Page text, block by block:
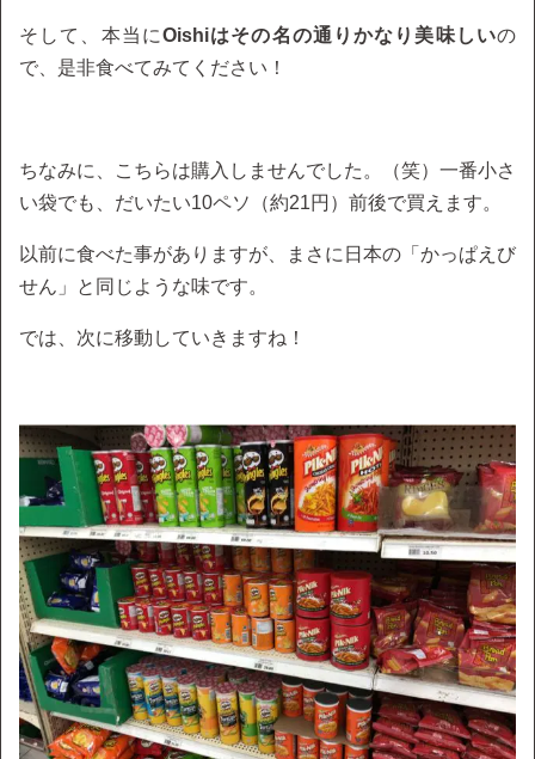
そして、本当にOishiはその名の通りかなり美味しいの
で、是非食べてみてください！
ちなみに、こちらは購入しませんでした。（笑）一番小さ
い袋でも、だいたい10ペソ（約21円）前後で買えます。
以前に食べた事がありますが、まさに日本の「かっぱえび
せん」と同じような味です。
では、次に移動していきますね！